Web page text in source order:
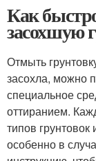
Как
засохшую
Отмыть
засохла, можно
специальное
оттиранием.
типов
особенно в